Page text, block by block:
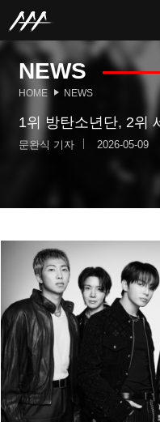
NEWS
HOME NEWS
1위 방탄소년단, 2위
문완식 기자 2026-05-09